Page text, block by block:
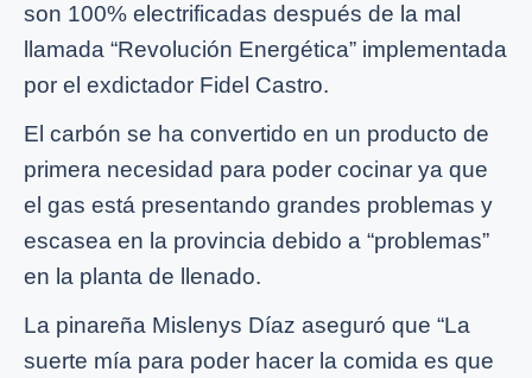
son 100% electrificadas después de la mal
llamada “Revolución Energética” implementada
por el exdictador Fidel Castro.
El carbón se ha convertido en un producto de
primera necesidad para poder cocinar ya que
el gas está presentando grandes problemas y
escasea en la provincia debido a “problemas”
en la planta de llenado.
La pinareña Mislenys Díaz aseguró que “La
suerte mía para poder hacer la comida es que